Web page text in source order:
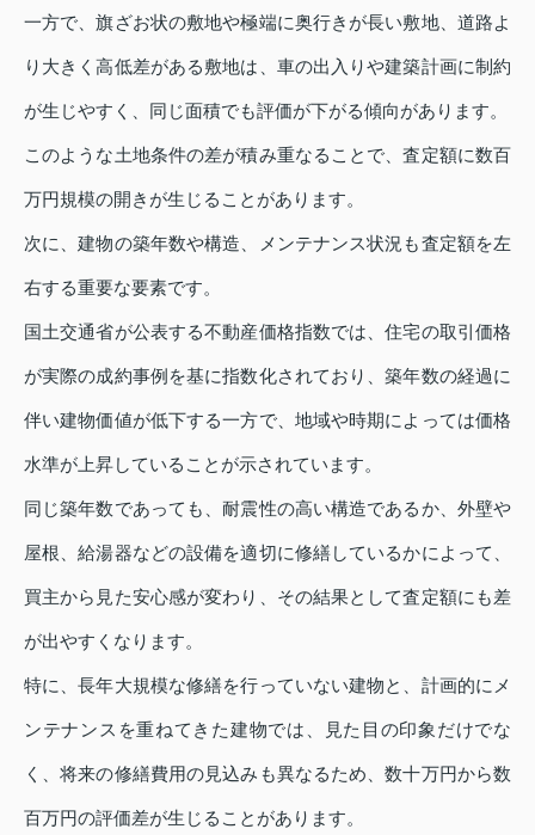
一方で、旗ざお状の敷地や極端に奥行きが長い敷地、道路よ
り大きく高低差がある敷地は、車の出入りや建築計画に制約
が生じやすく、同じ面積でも評価が下がる傾向があります。
このような土地条件の差が積み重なることで、査定額に数百
万円規模の開きが生じることがあります。
次に、建物の築年数や構造、メンテナンス状況も査定額を左
右する重要な要素です。
国土交通省が公表する不動産価格指数では、住宅の取引価格
が実際の成約事例を基に指数化されており、築年数の経過に
伴い建物価値が低下する一方で、地域や時期によっては価格
水準が上昇していることが示されています。
同じ築年数であっても、耐震性の高い構造であるか、外壁や
屋根、給湯器などの設備を適切に修繕しているかによって、
買主から見た安心感が変わり、その結果として査定額にも差
が出やすくなります。
特に、長年大規模な修繕を行っていない建物と、計画的にメ
ンテナンスを重ねてきた建物では、見た目の印象だけでな
く、将来の修繕費用の見込みも異なるため、数十万円から数
百万円の評価差が生じることがあります。